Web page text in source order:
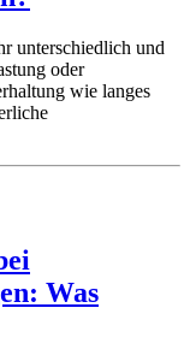
unterschiedlich und
oder
wie langes
Was